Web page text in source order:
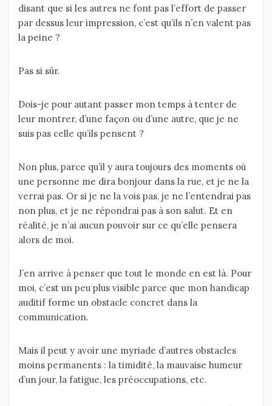
disant que si les autres ne font pas l’effort de passer
par dessus leur impression, c’est qu’ils n’en valent pas
la peine ?
Pas si sûr.
Dois-je pour autant passer mon temps à tenter de
leur montrer, d’une façon ou d’une autre, que je ne
suis pas celle qu’ils pensent ?
Non plus, parce qu’il y aura toujours des moments où
une personne me dira bonjour dans la rue, et je ne la
verrai pas. Or si je ne la vois pas, je ne l’entendrai pas
non plus, et je ne répondrai pas à son salut. Et en
réalité, je n’ai aucun pouvoir sur ce qu’elle pensera
alors de moi.
J’en arrive à penser que tout le monde en est là. Pour
moi, c’est un peu plus visible parce que mon handicap
auditif forme un obstacle concret dans la
communication.
Mais il peut y avoir une myriade d’autres obstacles
moins permanents : la timidité, la mauvaise humeur
d’un jour, la fatigue, les préoccupations, etc.